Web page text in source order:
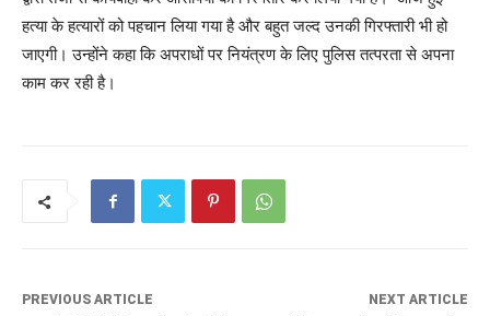
हत्या के हत्यारों को पहचान लिया गया है और बहुत जल्द उनकी गिरफ्तारी भी हो
जाएगी। उन्होंने कहा कि अपराधों पर नियंत्रण के लिए पुलिस तत्परता से अपना
काम कर रही है।
PREVIOUS ARTICLE NEXT ARTICLE